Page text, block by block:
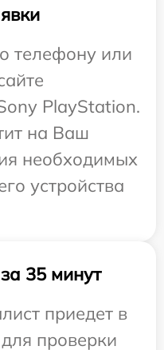
телефону или
PlayStation.
на Ваш
необходимых
устройства
35 минут
приедет в
проверки